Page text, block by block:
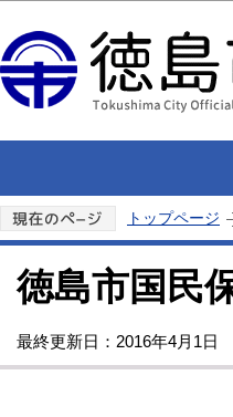
トップページ
徳島市国民
最終更新日：2016年4月1日